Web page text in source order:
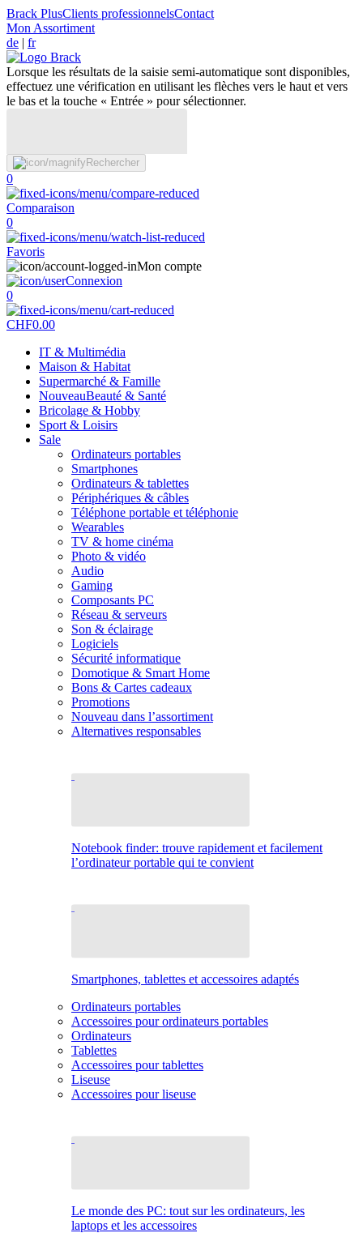
Brack PlusClients professionnelsContact
Mon Assortiment
de | fr
Lorsque les résultats de la saisie semi-automatique sont disponibles,
effectuez une vérification en utilisant les flèches vers le haut et vers
le bas et la touche « Entrée » pour sélectionner.
Rechercher
0
Comparaison
0
Favoris
Mon compte
Connexion
0
CHF0.00
IT & Multimédia
Maison & Habitat
Supermarché & Famille
NouveauBeauté & Santé
Bricolage & Hobby
Sport & Loisirs
Sale
Ordinateurs portables
Smartphones
Ordinateurs & tablettes
Périphériques & câbles
Téléphone portable et téléphonie
Wearables
TV & home cinéma
Photo & vidéo
Audio
Gaming
Composants PC
Réseau & serveurs
Son & éclairage
Logiciels
Sécurité informatique
Domotique & Smart Home
Bons & Cartes cadeaux
Promotions
Nouveau dans l’assortiment
Alternatives responsables
Notebook finder: trouve rapidement et facilement
l’ordinateur portable qui te convient
Smartphones, tablettes et accessoires adaptés
Ordinateurs portables
Accessoires pour ordinateurs portables
Ordinateurs
Tablettes
Accessoires pour tablettes
Liseuse
Accessoires pour liseuse
Le monde des PC: tout sur les ordinateurs, les
laptops et les accessoires